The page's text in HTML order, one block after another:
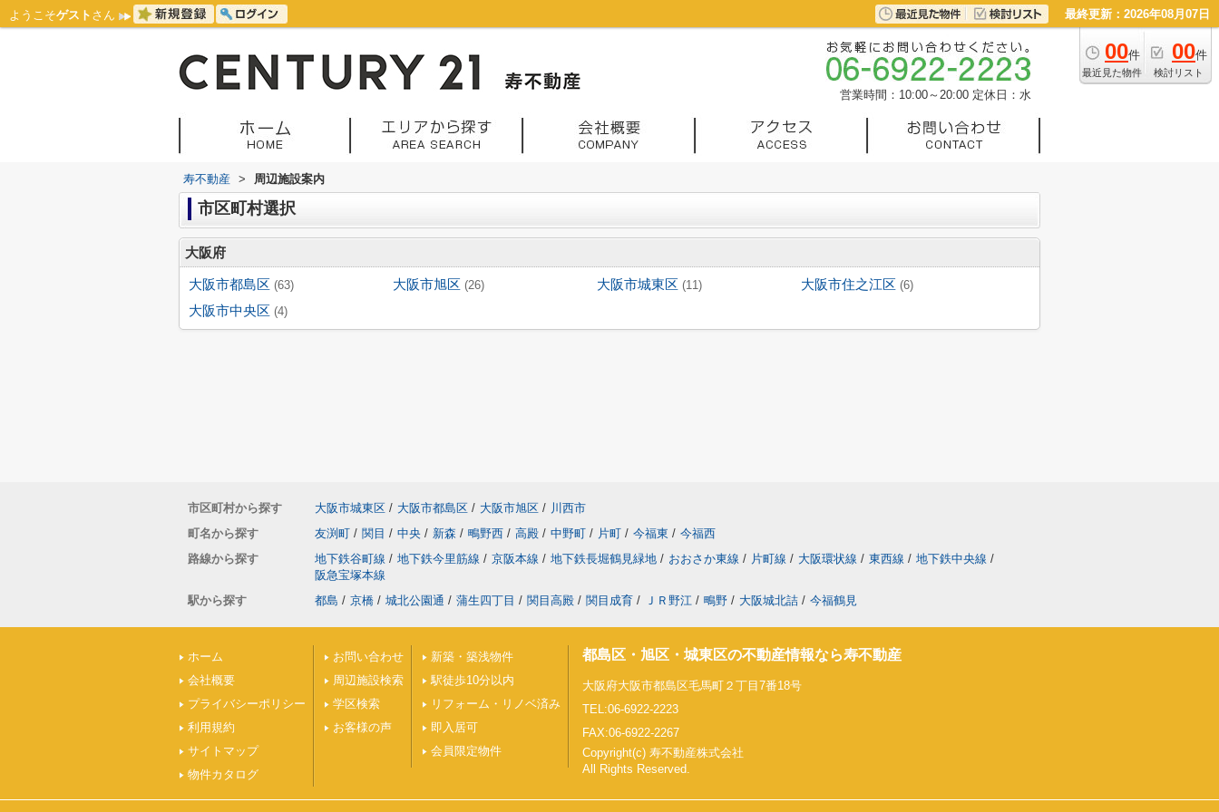
ようこそゲスト さん 最終更新：2026年08月07日
00件
最近見た物件
00件
検討リスト
営業時間：10:00～20:00 定休日：水
寿不動産 > 周辺施設案内
市区町村選択
大阪府
大阪市都島区 (63) 大阪市旭区 (26) 大阪市城東区 (11) 大阪市住之江区 (6)
大阪市中央区 (4)
市区町村から探す 大阪市城東区 / 大阪市都島区 / 大阪市旭区 / 川西市
町名から探す
友渕町 / 関目 / 中央 / 新森 / 鴫野西 / 高殿 / 中野町 / 片町 / 今福東 / 今福西
路線から探す
地下鉄谷町線 / 地下鉄今里筋線 / 京阪本線 / 地下鉄長堀鶴見緑地 / おおさか東線 / 片町線 / 大阪環状線 / 東西線 / 地下鉄中央線 /
阪急宝塚本線
駅から探す
都島 / 京橋 / 城北公園通 / 蒲生四丁目 / 関目高殿 / 関目成育 / ＪＲ野江 / 鴫野 / 大阪城北詰 / 今福鶴見
ホーム
会社概要
プライバシーポリシー
利用規約
サイトマップ
物件カタログ
お問い合わせ
周辺施設検索
学区検索
お客様の声
新築・築浅物件
駅徒歩10分以内
リフォーム・リノベ済み
即入居可
会員限定物件
都島区・旭区・城東区の不動産情報なら寿不動産
大阪府大阪市都島区毛馬町２丁目7番18号
TEL:06-6922-2223
FAX:06-6922-2267
Copyright(c) 寿不動産株式会社
All Rights Reserved.